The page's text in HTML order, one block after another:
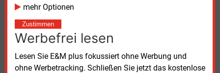
mehr Optionen
Zustimmen
Werbefrei lesen
Lesen Sie E&M plus fokussiert ohne Werbung und
ohne Werbetracking. Schließen Sie jetzt das kostenlose
Darauf aufbauend schlossen am 3.
Bundeswirtschaftsminister Robert Habeck (Grüne)
und die damalige britische Energieministerin Claire
die strategische Kooperation zwischen Deutschland
und dem Vereinigten Königreich in zentralen